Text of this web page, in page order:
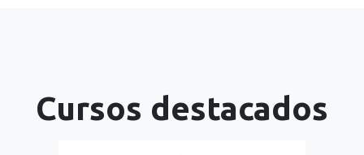
Cursos destacados